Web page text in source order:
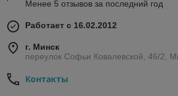
Менее 5 отзывов за последний год
Работает с 16.02.2012
г. Минск
переулок Софьи Ковалевской, 46/2,
Контакты